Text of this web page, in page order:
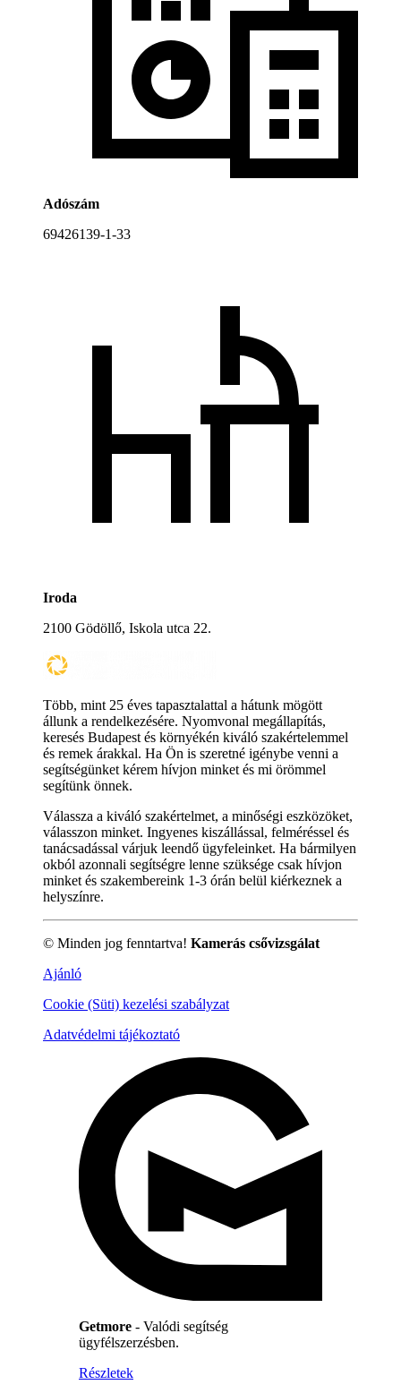
Adószám
69426139-1-33
Iroda
2100 Gödöllő, Iskola utca 22.
Több, mint 25 éves tapasztalattal a hátunk mögött
állunk a rendelkezésére. Nyomvonal megállapítás,
keresés Budapest és környékén kiváló szakértelemmel
és remek árakkal. Ha Ön is szeretné igénybe venni a
segítségünket kérem hívjon minket és mi örömmel
segítünk önnek.
Válassza a kiváló szakértelmet, a minőségi eszközöket,
válasszon minket. Ingyenes kiszállással, felméréssel és
tanácsadással várjuk leendő ügyfeleinket. Ha bármilyen
okból azonnali segítségre lenne szüksége csak hívjon
minket és szakembereink 1-3 órán belül kiérkeznek a
helyszínre.
© Minden jog fenntartva! Kamerás csővizsgálat
Ajánló
Cookie (Süti) kezelési szabályzat
Adatvédelmi tájékoztató
Getmore - Valódi segítség
ügyfélszerzésben.
Részletek